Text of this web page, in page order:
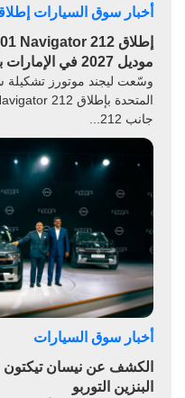
أخبار سوق السيارات
موديل 2027 في الإمارات بأسعار تبدأ من 115,000 درهم
جانب 212...
أخبار سوق السيارات
الكشف عن نيسان تيكتون
البنزين التوربو